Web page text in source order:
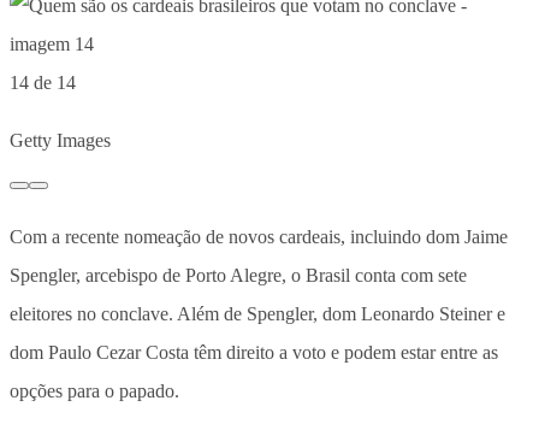
14 de 14
Getty Images
Com a recente nomeação de novos cardeais, incluindo dom Jaime
Spengler, arcebispo de Porto Alegre, o Brasil conta com sete
eleitores no conclave. Além de Spengler, dom Leonardo Steiner e
dom Paulo Cezar Costa têm direito a voto e podem estar entre as
opções para o papado.